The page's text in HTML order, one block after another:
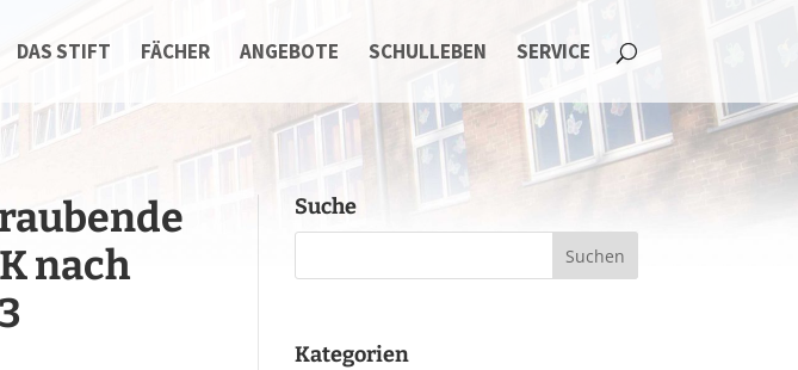
DAS STIFT FÄCHER ANGEBOTE SCHULLEBEN SERVICE
nach
Suche
Kategorien